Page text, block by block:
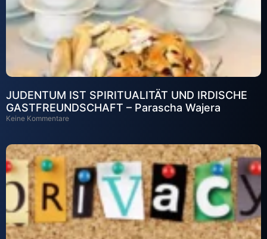
JUDENTUM IST SPIRITUALITÄT UND IRDISCHE
GASTFREUNDSCHAFT – Parascha Wajera
Keine Kommentare